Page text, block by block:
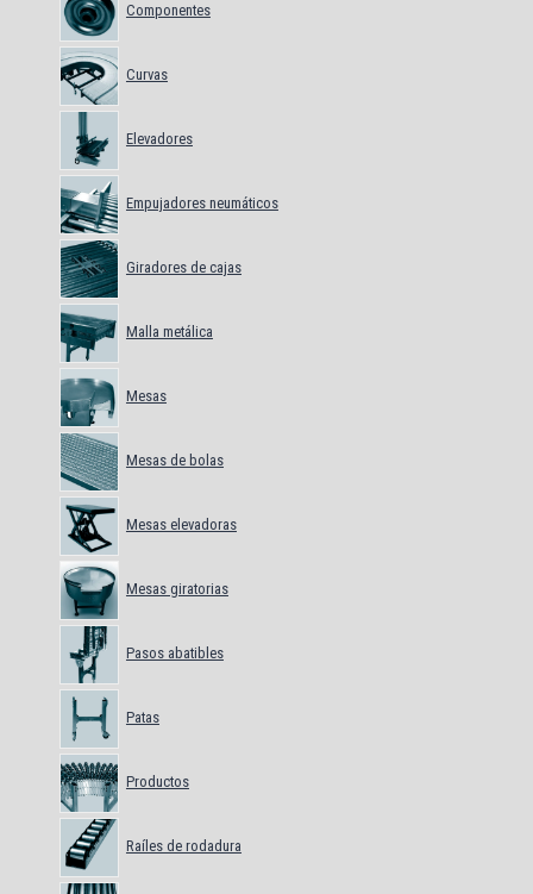
Componentes
Curvas
Elevadores
Empujadores neumáticos
Giradores de cajas
Malla metálica
Mesas
Mesas de bolas
Mesas elevadoras
Mesas giratorias
Pasos abatibles
Patas
Productos
Raíles de rodadura